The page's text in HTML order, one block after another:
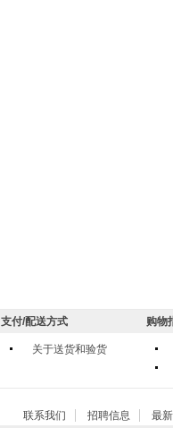
支付/配送方式
关于送货和验货
购物
联系我们 招聘信息
最